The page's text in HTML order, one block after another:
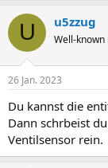
U u5zzug
Well-
26 Jan. 2023
Du kannst die
Dann schrbeist
Ventilsensor rein.